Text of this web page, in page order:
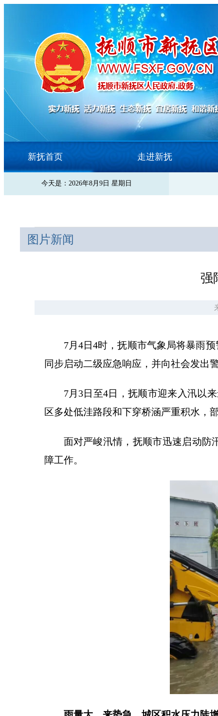
新抚首页 走进新抚
今天是：2026年8月9日 星期日
图片新闻
强
7月4日4时，抚顺市气象局将暴雨
同步启动二级应急响应，并向社会发出
7月3日至4日，抚顺市迎来入汛以
区多处低洼路段和下穿桥涵严重积水，
面对严峻汛情，抚顺市迅速启动防
障工作。